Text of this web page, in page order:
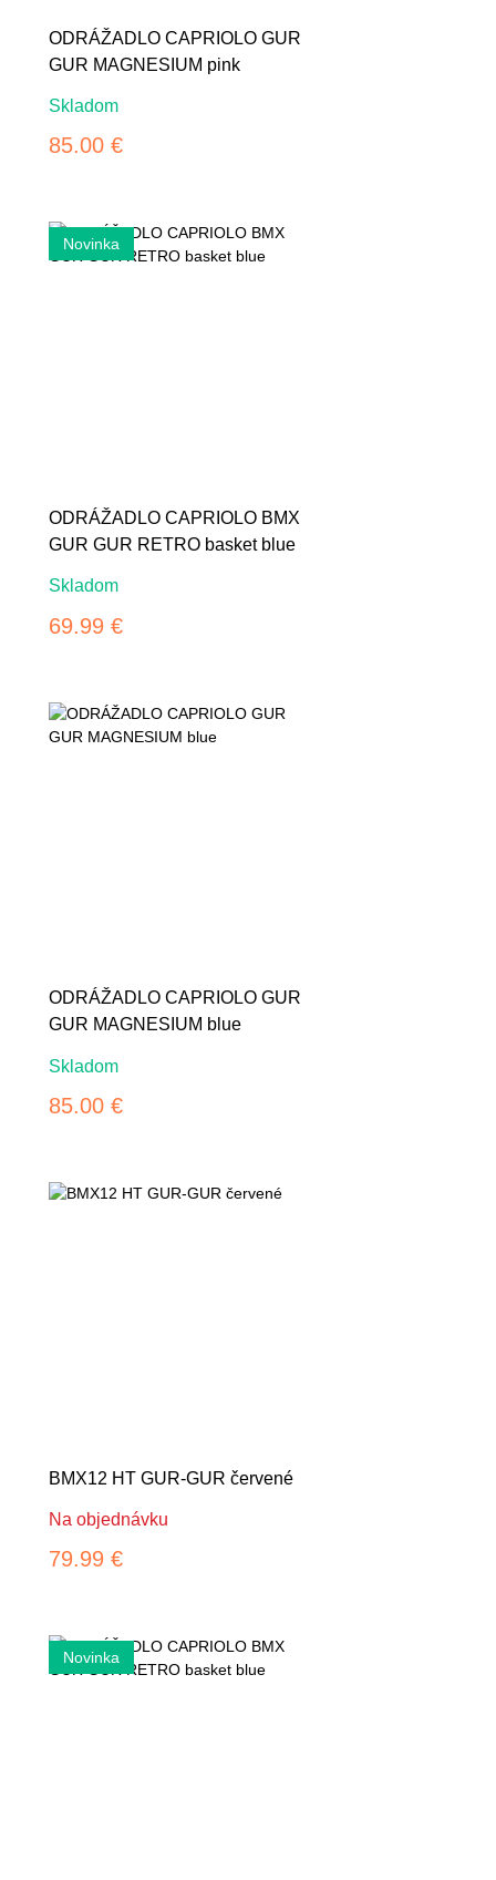
ODRÁŽADLO CAPRIOLO GUR
GUR MAGNESIUM pink
Skladom
85.00 €
ODRÁŽADLO CAPRIOLO BMX
GUR GUR RETRO basket blue
Skladom
69.99 €
ODRÁŽADLO CAPRIOLO GUR
GUR MAGNESIUM blue
Skladom
85.00 €
BMX12 HT GUR-GUR červené
Na objednávku
79.99 €